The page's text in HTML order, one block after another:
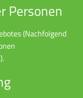
Personen
(Nachfolgend